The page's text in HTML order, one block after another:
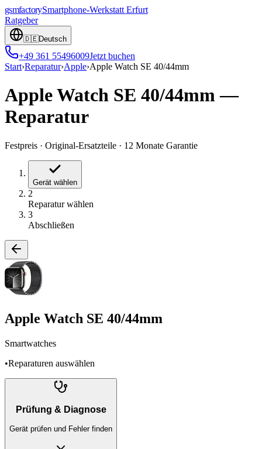
gsmfactorySmartphone-Werkstatt Erfurt
Ratgeber
🇩🇪Deutsch
+49 361 55496009Jetzt buchen
Start›Reparatur›Apple›Apple Watch SE 40/44mm
Apple Watch SE 40/44mm—
Reparatur
Festpreis · Original-Ersatzteile · 12 Monate Garantie
Gerät wählen
2
Reparatur wählen
3
Abschließen
Apple Watch SE 40/44mm
Smartwatches
•Reparaturen auswählen
Prüfung & Diagnose
Gerät prüfen und Fehler finden